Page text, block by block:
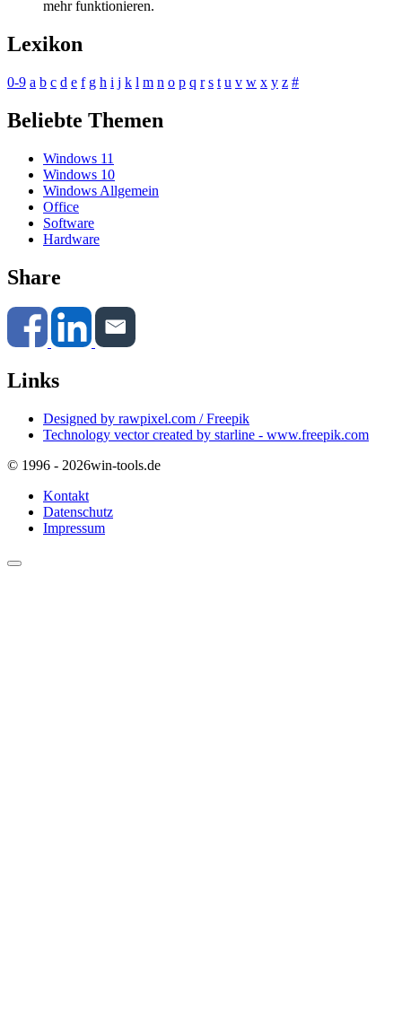
mehr funktionieren.
Lexikon
0-9 a b c d e f g h i j k l m n o p q r s t u v w x y z #
Beliebte Themen
Windows 11
Windows 10
Windows Allgemein
Office
Software
Hardware
Share
Links
Designed by rawpixel.com / Freepik
Technology vector created by starline - www.freepik.com
© 1996 - 2026win-tools.de
Kontakt
Datenschutz
Impressum